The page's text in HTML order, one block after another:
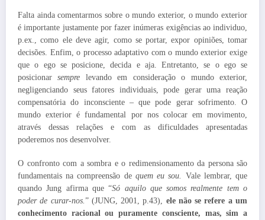
Falta ainda comentarmos sobre o mundo exterior, o mundo exterior
é importante justamente por fazer inúmeras exigências ao individuo,
p.ex., como ele deve agir, como se portar, expor opiniões, tomar
decisões. Enfim, o processo adaptativo com o mundo exterior exige
que o ego se posicione, decida e aja. Entretanto, se o ego se
posicionarsempre levando em consideração o mundo exterior,
negligenciando seus fatores individuais, pode gerar uma reação
compensatória do inconsciente – que pode gerar sofrimento. O
mundo exterior é fundamental por nos colocar em movimento,
através dessas relações e com as dificuldades apresentadas
poderemos nos desenvolver.
O confronto com a sombra e o redimensionamento da persona são
fundamentais na compreensão de quem eu sou. Vale lembrar, que
quando Jung afirma que “Só aquilo que somos realmente tem o
poder de curar-nos. ” (JUNG, 2001, p.43),
ele não se refere a um
conhecimento racional ou puramente consciente, mas, sim a